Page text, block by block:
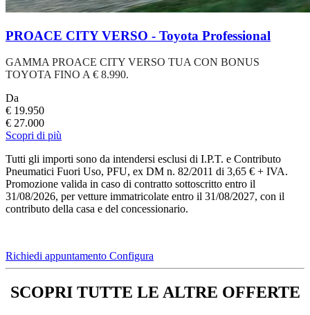
PROACE CITY VERSO - Toyota Professional
GAMMA PROACE CITY VERSO TUA CON BONUS
TOYOTA FINO A € 8.990.
Da
€ 19.950
€ 27.000
Scopri di più
Tutti gli importi sono da intendersi esclusi di I.P.T. e Contributo
Pneumatici Fuori Uso, PFU, ex DM n. 82/2011 di 3,65 € + IVA.
Promozione valida in caso di contratto sottoscritto entro il
31/08/2026, per vetture immatricolate entro il 31/08/2027, con il
contributo della casa e del concessionario.
Richiedi appuntamento Configura
SCOPRI TUTTE LE ALTRE OFFERTE